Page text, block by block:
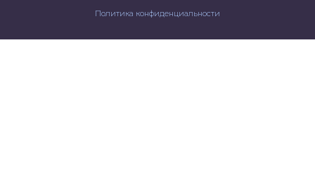
Политика конфиденциальности